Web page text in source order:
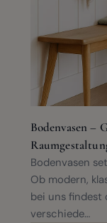
Bodenvasen –
Bodenvasen
Ob modern,
bei uns findest
verschiede…